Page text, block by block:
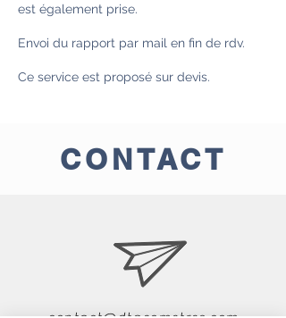
est également prise.
Envoi du rapport par mail en fin de rdv.
Ce service est proposé sur devis.
CONTACT